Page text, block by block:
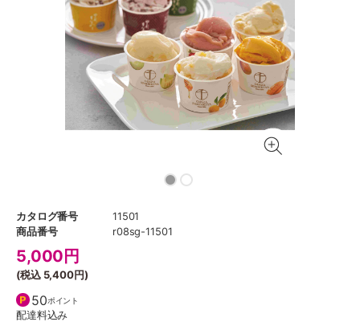
カタログ番号
11501
商品番号
r08sg-11501
5,000 円
(税込 5,400円)
50ポイント
配達料込み